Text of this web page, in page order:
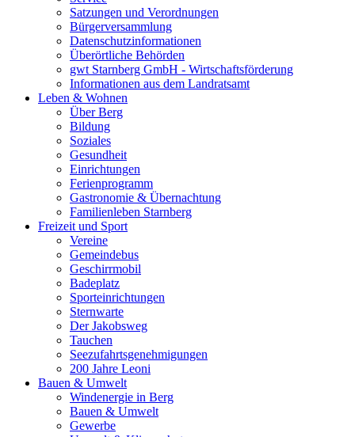
Satzungen und Verordnungen
Bürgerversammlung
Datenschutzinformationen
Überörtliche Behörden
gwt Starnberg GmbH - Wirtschaftsförderung
Informationen aus dem Landratsamt
Leben & Wohnen
Über Berg
Bildung
Soziales
Gesundheit
Einrichtungen
Ferienprogramm
Gastronomie & Übernachtung
Familienleben Starnberg
Freizeit und Sport
Vereine
Gemeindebus
Geschirrmobil
Badeplatz
Sporteinrichtungen
Sternwarte
Der Jakobsweg
Tauchen
Seezufahrtsgenehmigungen
200 Jahre Leoni
Bauen & Umwelt
Windenergie in Berg
Bauen & Umwelt
Gewerbe